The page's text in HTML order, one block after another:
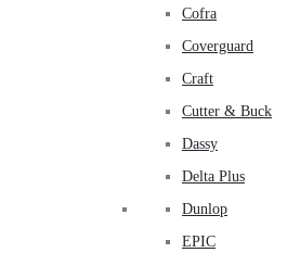
Cofra
Coverguard
Craft
Cutter & Buck
Dassy
Delta Plus
Dunlop
EPIC